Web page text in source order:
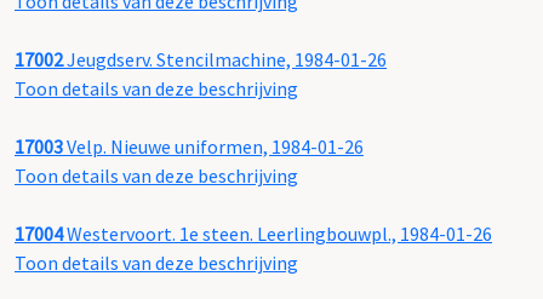
17002Jeugdserv. Stencilmachine, 1984-01-26
Toon details van deze beschrijving
17003Velp. Nieuwe uniformen, 1984-01-26
Toon details van deze beschrijving
17004Westervoort. 1e steen. Leerlingbouwpl., 1984-01-26
Toon details van deze beschrijving